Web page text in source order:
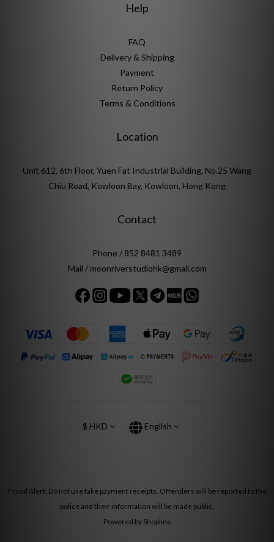
Help
FAQ
Delivery & Shipping
Payment
Return Policy
Terms & Conditions
Location
Unit 612, 6th Floor, Yuen Fat Industrial Building, No.25 Wang
Chiu Road, Kowloon Bay, Kowloon, Hong Kong
Contact
Phone / 852 8481 3489
Mail / moonriverstudiohk@gmail.com
$ HKD English
Fraud Alert: Do not use fake payment receipts. Offenders will be reported to the
police and their information will be made public.
Powered by Shopline